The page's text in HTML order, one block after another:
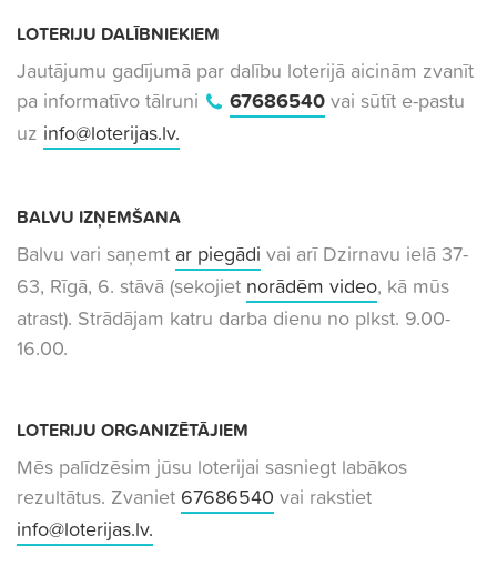
LOTERIJU DALĪBNIEKIEM
Jautājumu gadījumā par dalību loterijā aicinām zvanīt
pa informatīvo tālruni
67686540vai sūtīt e-pastu
uz info@loterijas.lv.
BALVU IZŅEMŠANA
Balvu vari saņemt ar piegādi vai arī Dzirnavu ielā 37-
63, Rīgā, 6. stāvā (sekojiet norādēm video, kā mūs
atrast). Strādājam katru darba dienu no plkst. 9.00-
16.00.
LOTERIJU ORGANIZĒTĀJIEM
Mēs palīdzēsim jūsu loterijai sasniegt labākos
rezultātus. Zvaniet 67686540 vai rakstiet
info@loterijas.lv.